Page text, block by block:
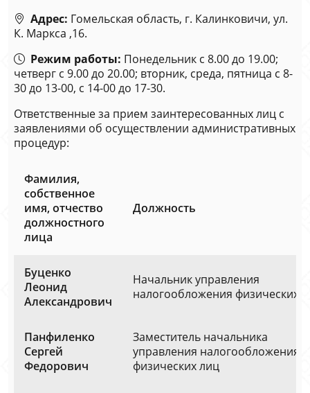
Адрес: Гомельская область, г. Калинковичи, ул.
К. Маркса ,16.
Режим работы: Понедельник с 8.00 до 19.00;
четверг с 9.00 до 20.00; вторник, среда, пятница с 8-
30 до 13-00, с 14-00 до 17-30.
Ответственные за прием заинтересованных лиц с
заявлениями об осуществлении административных
процедур:
Фамилия,
собственное
имя, отчество
должностного
лица
Должность
Буценко
Леонид
Александрович
Начальник управления
налогообложения физических
Панфиленко
Сергей
Федорович
Заместитель начальника
управления налогообложения
физических лиц